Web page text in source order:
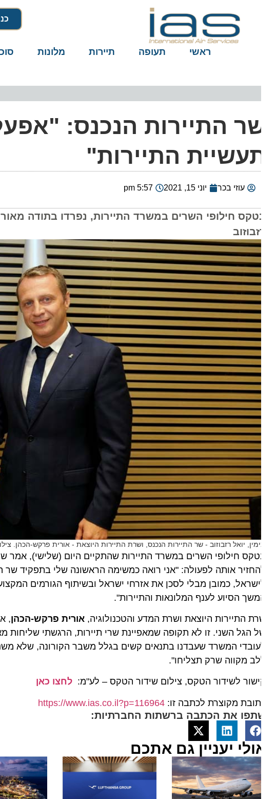
ראשי תעופה תיירות מלונות סוכני
התיירות הנכנס:
התיירות"
עוזי בכר יוני 15, 2021 5:57 pm
חילופי השרים במשרד התיירות, נפרדו בתודה
יואל רזבוזוב - שר התיירות הנכנס, ושרת התיירות היוצאת - אורית פרקש-הכהן. צילום
חילופי השרים במשרד התיירות שהתקיים היום (שלישי), אמר שר
אותה לפעולה: "אני רואה כמשימה הראשונה שלי בתפקיד שר
כמובן מבלי לסכן את אזרחי ישראל ובשיתוף הגורמים
הסיוע לענף המלונאות והתיירות".
התיירות היוצאת ושרת המדע והטכנולוגיה,אורית פרקש-הכהן,
הגל השני. זו לא תקופה שמאפיינת שרי תיירות, הרגשתי שליחות
המשרד שעבדנו בתנאים קשים בגלל משבר הקורונה, שלא
מקווה שרק תצליחו".
לשידור הטקס, צילום שידור הטקס – לע"מ:לחצו כאן
מקוצרת לכתבה זו:https://www.ias.co.il?p=116964
את הכתבה ברשתות החברתיות:
יעניין גם אתכם